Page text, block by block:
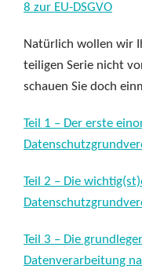
8 zur EU-DSGVO
Natürlich wollen wir
teiligen Serie nicht
schauen Sie doch
Teil 1 – Der erste
Teil 2 – Die
Teil 3 – Die
Datenverarbeitung